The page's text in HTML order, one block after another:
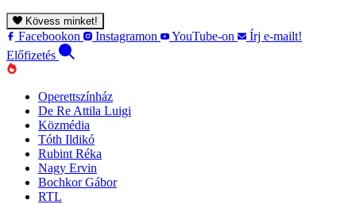
Kövess minket!
Facebookon Instagramon YouTube-on
Írj e-mailt!
Előfizetés
Operettszínház
De Re Attila Luigi
Közmédia
Tóth Ildikó
Rubint Réka
Nagy Ervin
Bochkor Gábor
RTL